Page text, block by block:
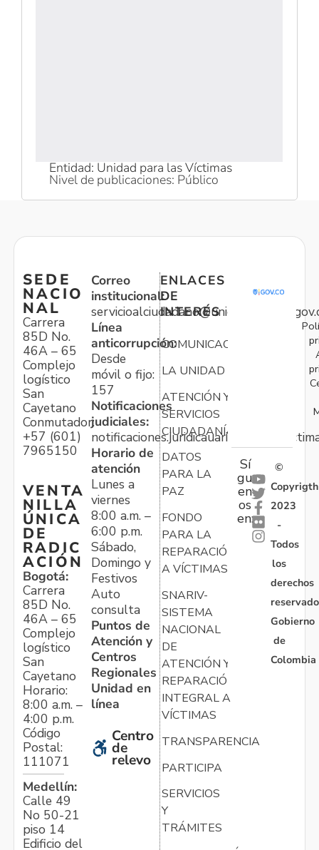
Entidad: Unidad para las Víctimas
Nivel de publicaciones: Público
SEDE
NACIO
NAL
Carrera
85D No.
46A – 65
Complejo
logístico
San
Cayetano
Conmutador:
+57 (601)
7965150
VENTA
NILLA
ÚNICA
DE
RADIC
ACIÓN
Bogotá:
Carrera
85D No.
46A – 65
Complejo
logístico
San
Cayetano
Horario:
8:00 a.m. –
4:00 p.m.
Código
Postal:
111071
Medellín:
Calle 49
No 50-21
piso 14
Edificio del
Correo
institucional:
Línea
anticorrupción:
Desde
móvil o fijo:
157
Notificaciones
judiciales:
Horario de
atención
Lunes a
viernes
8:00 a.m. –
6:00 p.m.
Sábado,
Domingo y
Festivos
Auto
consulta
Puntos de
Atención y
Centros
Regionales
Unidad en
línea
Centro
de
relevo
ENLACES
DE
INTERÉS
COMUNICACIONES
LA UNIDAD
ATENCIÓN Y
SERVICIOS
CIUDADANÍA
DATOS
PARA LA
PAZ
FONDO
PARA LA
REPARACIÓN
A VÍCTIMAS
SNARIV-
SISTEMA
NACIONAL
DE
ATENCIÓN Y
REPARACIÓN
INTEGRAL A
VÍCTIMAS
TRANSPARENCIA
PARTICIPA
SERVICIOS
Y
TRÁMITES
Sí
gu
en
os
en:
©
Copyrigth
2023
-
Todos
los
derechos
Gobierno
de
Colombia